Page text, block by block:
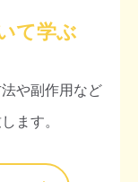
て学ぶ
や副作用など
ます。